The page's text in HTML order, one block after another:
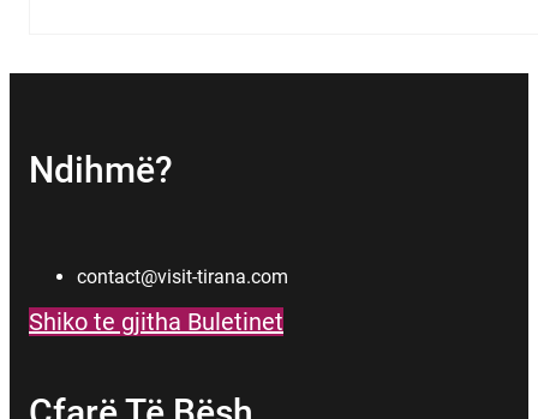
Ndihmë?
contact@visit-tirana.com
Shiko te gjitha Buletinet